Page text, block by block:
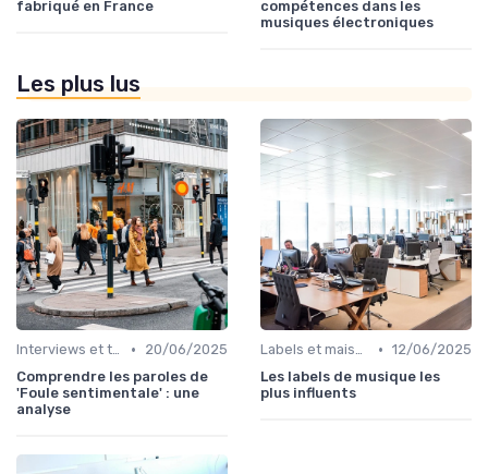
fabriqué en France
compétences dans les
musiques électroniques
Les plus lus
Interviews et témoignages •
20/06/2025
Comprendre les paroles de
'Foule sentimentale' : une
analyse
Labels et maisons de disques • 12/06/2025
Les labels de musique les
plus influents